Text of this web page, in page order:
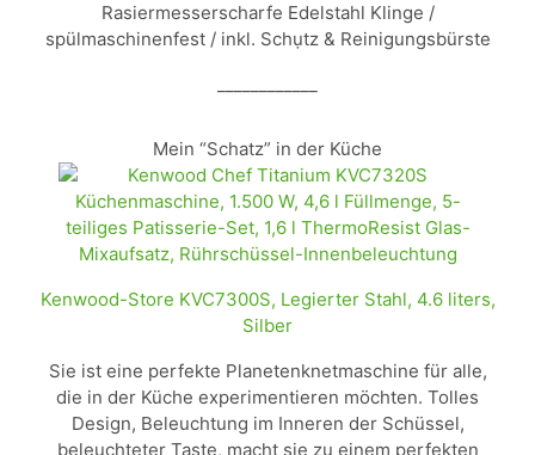
Rasiermesserscharfe Edelstahl Klinge /
spülmaschinenfest / inkl. Schụtz & Reinigungsbürste
Mein “Schatz” in der Küche
Kenwood-Store KVC7300S, Legierter Stahl, 4.6 liters,
Silber
Sie ist eine perfekte Planetenknetmaschine für alle,
die in der Küche experimentieren möchten. Tolles
Design, Beleuchtung im Inneren der Schüssel,
beleuchteter Taste, macht sie zu einem perfekten